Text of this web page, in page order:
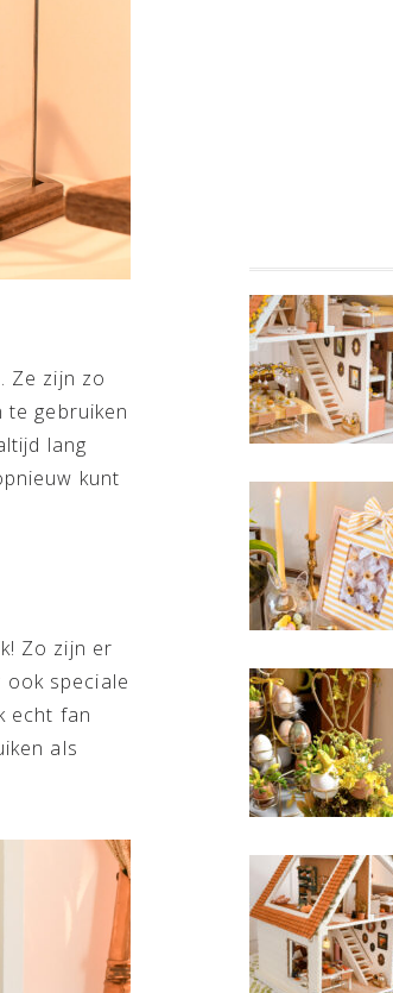
Ze zijn zo
te gebruiken
lang
kunt
Zo zijn er
speciale
echt fan
als